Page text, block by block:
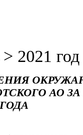
2021 год
АО ЗА
ГОДА